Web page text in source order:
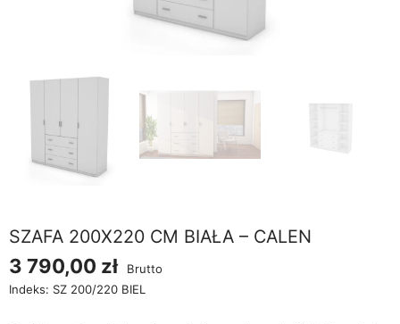
SZAFA 200X220 CM BIAŁA – CALEN
3 790,00 zł
Brutto
Indeks: SZ 200/220 BIEL